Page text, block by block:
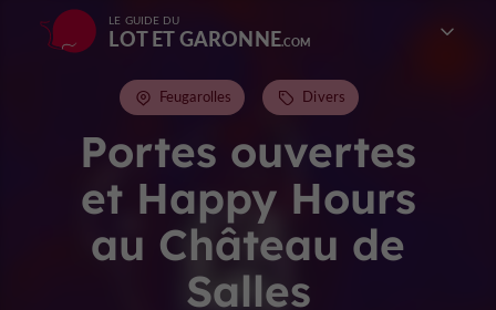
LE GUIDE DU
LOT ET GARONNE
Portes ouvertes
et Happy Hours
au Château de
Salles
Feugarolles Divers